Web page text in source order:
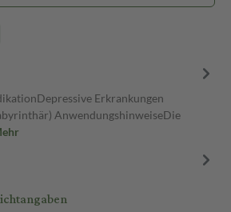
Erkrankungen
AnwendungshinweiseDie